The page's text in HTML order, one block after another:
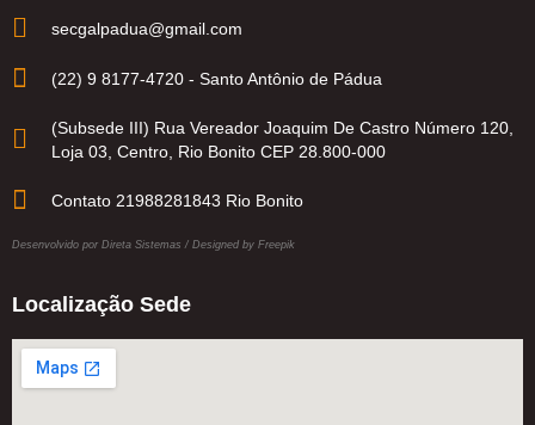
secgalpadua@gmail.com
(22) 9 8177-4720 - Santo Antônio de Pádua
(Subsede III) Rua Vereador Joaquim De Castro Número 120,
Loja 03, Centro, Rio Bonito CEP 28.800-000
Contato 21988281843 Rio Bonito
Desenvolvido por Direta Sistemas / Designed by Freepik
Localização Sede